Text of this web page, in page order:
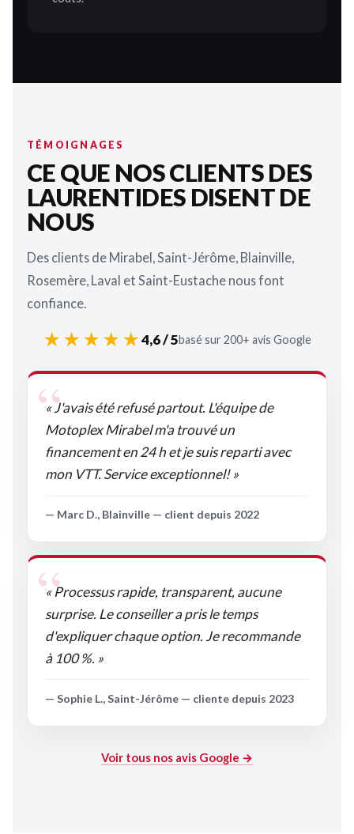
TÉMOIGNAGES
CE QUE NOS CLIENTS DES
LAURENTIDES DISENT DE
NOUS
Des clients de Mirabel, Saint-Jérôme, Blainville,
Rosemère, Laval et Saint-Eustache nous font
confiance.
★★★★★4,6 / 5basé sur 200+ avis Google
« J'avais été refusé partout. L'équipe de
Motoplex Mirabel m'a trouvé un
financement en 24 h et je suis reparti avec
mon VTT. Service exceptionnel! »
— Marc D., Blainville — client depuis 2022
« Processus rapide, transparent, aucune
surprise. Le conseiller a pris le temps
d'expliquer chaque option. Je recommande
à 100 %. »
— Sophie L., Saint-Jérôme — cliente depuis 2023
Voir tous nos avis Google →